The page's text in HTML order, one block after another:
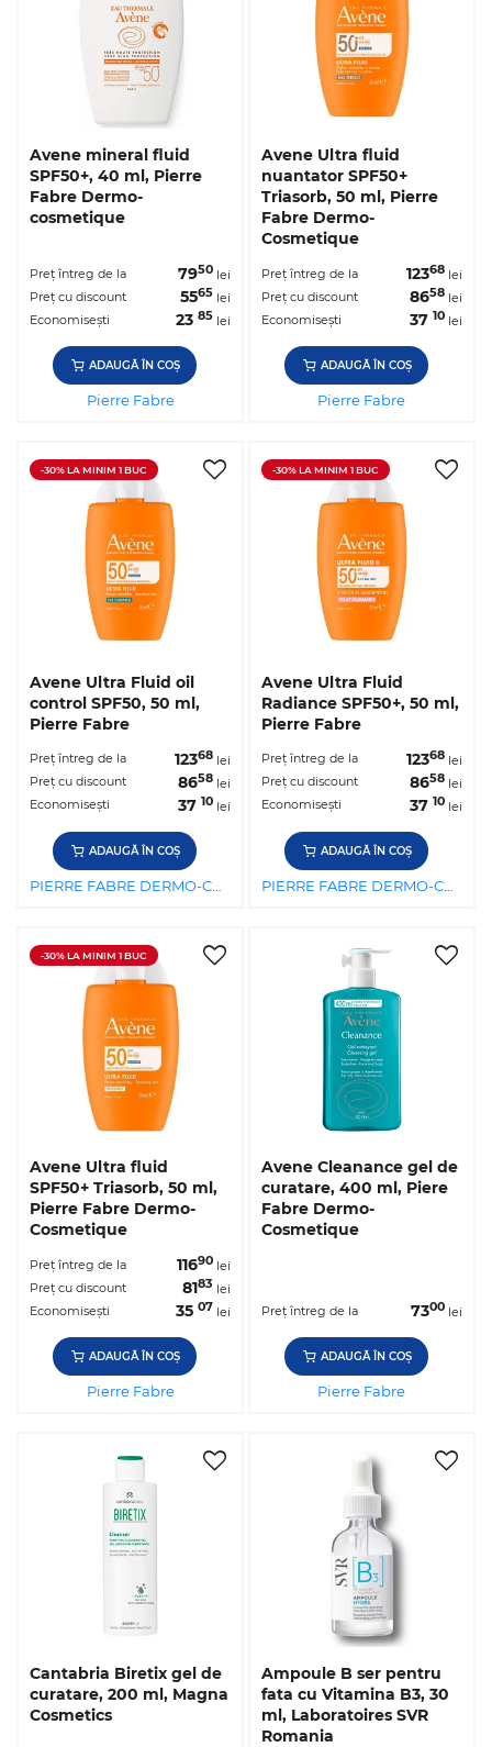
Avene mineral fluid
SPF50+, 40 ml, Pierre
Fabre Dermo-
cosmetique
Preț întreg de la 7950 lei
Preț cu discount
5565 lei
Economisești
2385 lei
ADAUGĂ ÎN COȘ
Pierre Fabre
Avene Ultra fluid
nuantator SPF50+
Triasorb, 50 ml, Pierre
Fabre Dermo-
Cosmetique
Preț întreg de la 12368 lei
Preț cu discount
8658 lei
Economisești
37 10 lei
ADAUGĂ ÎN COȘ
Pierre Fabre
-30% LA MINIM 1 BUC
Avene Ultra Fluid oil
control SPF50, 50 ml,
Pierre Fabre
Preț întreg de la 12368 lei
Preț cu discount
8658 lei
Economisești
3710 lei
ADAUGĂ ÎN COȘ
-30% LA MINIM 1 BUC
Avene Ultra Fluid
Radiance SPF50+, 50 ml,
Pierre Fabre
Preț întreg de la 12368 lei
Preț cu discount
8658 lei
Economisești
37 10 lei
ADAUGĂ ÎN COȘ
PIERRE FABRE DERMO-COSMETIQUE
-30% LA MINIM 1 BUC
Avene Ultra fluid
SPF50+ Triasorb, 50 ml,
Pierre Fabre Dermo-
Cosmetique
Preț întreg de la 11690 lei
Preț cu discount
8183 lei
Economisești
3507 lei
ADAUGĂ ÎN COȘ
Pierre Fabre
Avene Cleanance gel de
curatare, 400 ml, Piere
Fabre Dermo-
Cosmetique
Preț întreg de la 7300 lei
ADAUGĂ ÎN COȘ
Pierre Fabre
Cantabria Biretix gel de
curatare, 200 ml, Magna
Cosmetics
Ampoule B ser pentru
fata cu Vitamina B3, 30
ml, Laboratoires SVR
Romania